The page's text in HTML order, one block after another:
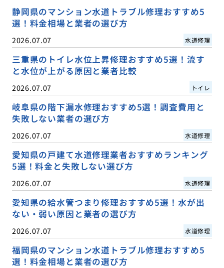
静岡県のマンション水道トラブル修理おすすめ5
選！料金相場と業者の選び方
2026.07.07 水道修理
三重県のトイレ水位上昇修理おすすめ5選！流す
と水位が上がる原因と業者比較
2026.07.07 トイレ
岐阜県の階下漏水修理おすすめ5選！調査費用と
失敗しない業者の選び方
2026.07.07 水道修理
愛知県の戸建て水道修理業者おすすめランキング
5選！料金と失敗しない選び方
2026.07.07 水道修理
愛知県の給水管つまり修理おすすめ5選！水が出
ない・弱い原因と業者の選び方
2026.07.07 水道修理
福岡県のマンション水道トラブル修理おすすめ5
選！料金相場と業者の選び方